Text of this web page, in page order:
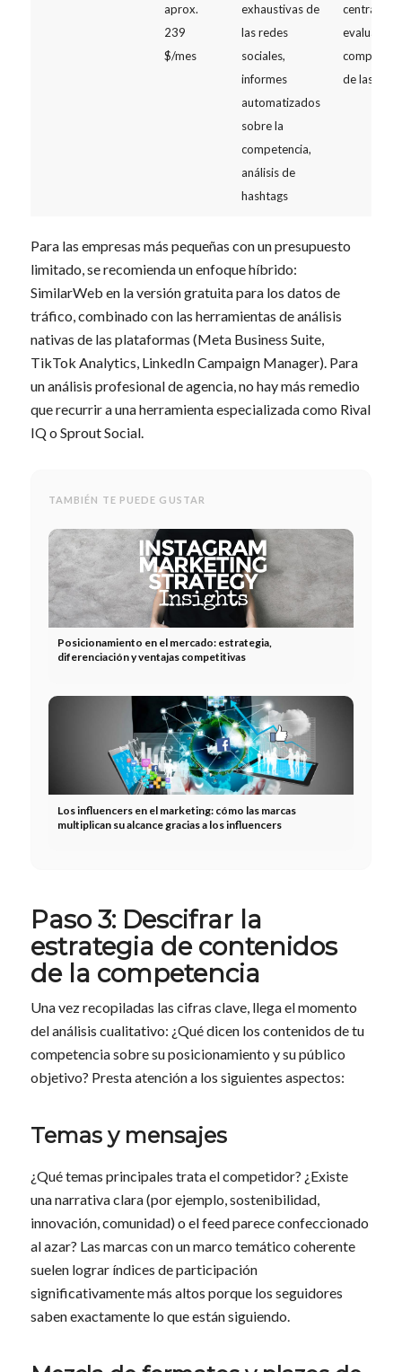
aprox.
239
$/mes
exhaustivas de
las redes
sociales,
informes
automatizados
sobre la
competencia,
análisis de
hashtags
centradas
evaluación
de las
Para las empresas más pequeñas con un presupuesto
limitado, se recomienda un enfoque híbrido:
SimilarWeb en la versión gratuita para los datos de
tráfico, combinado con las herramientas de análisis
nativas de las plataformas (Meta Business Suite,
TikTok Analytics, LinkedIn Campaign Manager). Para
un análisis profesional de agencia, no hay más remedio
que recurrir a una herramienta especializada como Rival
IQ o Sprout Social.
TAMBIÉN TE PUEDE GUSTAR
Posicionamiento en el mercado: estrategia,
diferenciación y ventajas competitivas
Los influencers en el marketing: cómo las marcas
multiplican su alcance gracias a los influencers
Paso 3: Descifrar la
estrategia de contenidos
de la competencia
Una vez recopiladas las cifras clave, llega el momento
del análisis cualitativo: ¿Qué dicen los contenidos de tu
competencia sobre su posicionamiento y su público
objetivo? Presta atención a los siguientes aspectos:
Temas y mensajes
¿Qué temas principales trata el competidor? ¿Existe
una narrativa clara (por ejemplo, sostenibilidad,
innovación, comunidad) o el feed parece confeccionado
al azar? Las marcas con un marco temático coherente
suelen lograr índices de participación
significativamente más altos porque los seguidores
saben exactamente lo que están siguiendo.